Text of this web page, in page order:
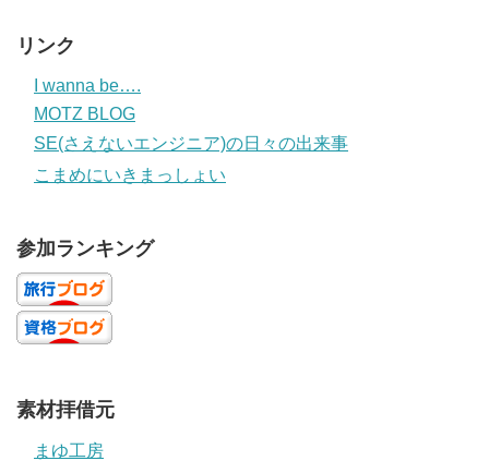
リンク
I wanna be….
MOTZ BLOG
SE(さえないエンジニア)の日々の出来事
こまめにいきまっしょい
参加ランキング
素材拝借元
まゆ工房